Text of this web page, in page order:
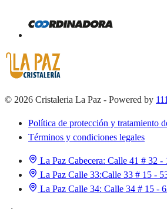
© 2026 Cristaleria La Paz - Powered by
Política de protección y tratamiento
Términos y condiciones legales
La Paz Cabecera: Calle 41 # 32 -
La Paz Calle 33:Calle 33 # 15 -
La Paz Calle 34: Calle 34 # 15 -